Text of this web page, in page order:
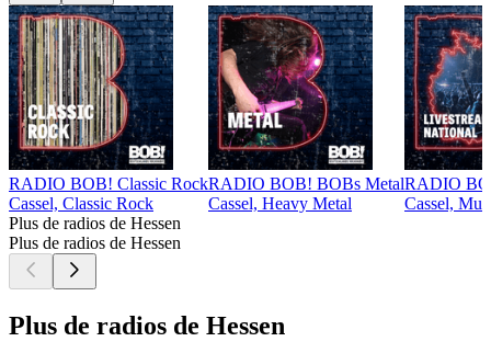
RADIO BOB! Classic Rock
Cassel, Classic Rock
RADIO BOB! BOBs Metal
Cassel, Heavy Metal
RADIO
Cassel,
Plus de radios de Hessen
Plus de radios de Hessen
Plus de radios de Hessen